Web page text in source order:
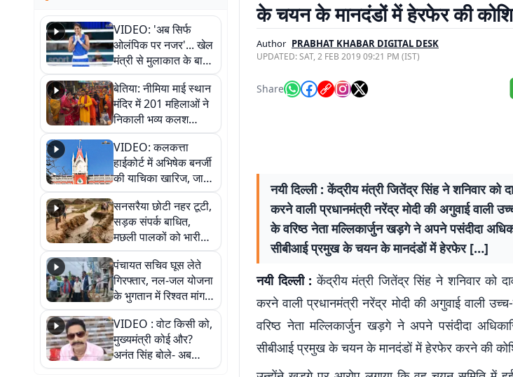
VIDEO: 'अब सिर्फ
ओलंपिक पर नजर'... खेल
मंत्री से मुलाकात के बाद
जैसमीन लंबोरिया का बड़ा
बयान
बेतिया: नीमिया माई स्थान
मंदिर में 201 महिलाओं ने
निकाली भव्य कलश
शोभायात्रा, शिवलिंग
प्राण-प्रतिष्ठा महोत्सव
शुरू
VIDEO: कलकत्ता
हाईकोर्ट में अभिषेक बनर्जी
की याचिका खारिज, जानें
क्या है पूरा मामला
सनसरैया छोटी नहर टूटी,
सड़क संपर्क बाधित,
मछली पालकों को भारी
नुकसान
पंचायत सचिव घूस लेते
गिरफ्तार, नल-जल योजना
के भुगतान में रिश्वत मांगना
पड़ा भारी
VIDEO : वोट किसी को,
मुख्यमंत्री कोई और?
अनंत सिंह बोले- अब
जनता हर चुनाव में देगी
के चयन के मानदंडों में हेरफेर की
Author PRABHAT KHABAR DIGITAL DESK
UPDATED:SAT, 2 FEB 2019 09:21 PM (IST)
Share
नयी दिल्ली : केंद्रीय मंत्री जितेंद्र सिंह ने शनिवार को
करने वाली प्रधानमंत्री नरेंद्र मोदी की अगुवाई वाली
के वरिष्ठ नेता मल्लिकार्जुन खड़गे ने अपने पसंदीदा
सीबीआई प्रमुख के चयन के मानदंडों में हेरफेर […]
नयी दिल्ली : केंद्रीय मंत्री जितेंद्र सिंह ने शनिवार को
करने वाली प्रधानमंत्री नरेंद्र मोदी की अगुवाई वाली
वरिष्ठ नेता मल्लिकार्जुन खड़गे ने अपने पसंदीदा
सीबीआई प्रमुख के चयन के मानदंडों में हेरफेर करने की